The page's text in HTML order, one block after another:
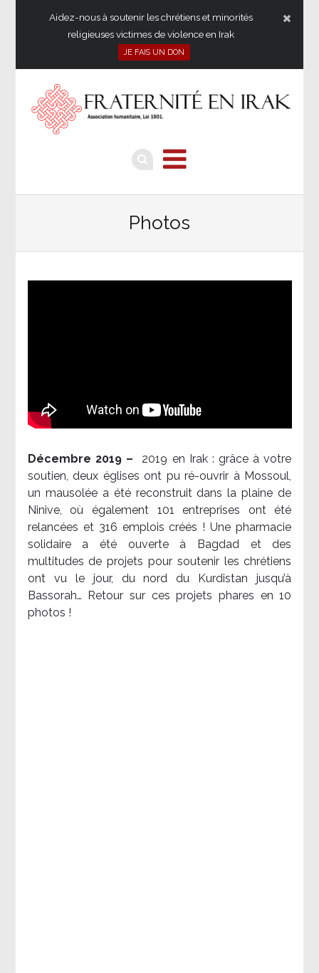
Aidez-nous à soutenir les chrétiens et minorités
religieuses victimes de violence en Irak
JE FAIS UN DON
Photos
Décembre 2019 – 2019 en Irak : grâce à votre
soutien, deux églises ont pu ré-ouvrir à Mossoul,
un mausolée a été reconstruit dans la plaine de
Ninive, où également 101 entreprises ont été
relancées et 316 emplois créés ! Une pharmacie
solidaire a été ouverte à Bagdad et des
multitudes de projets pour soutenir les chrétiens
ont vu le jour, du nord du Kurdistan jusqu’à
Bassorah… Retour sur ces projets phares en 10
photos !